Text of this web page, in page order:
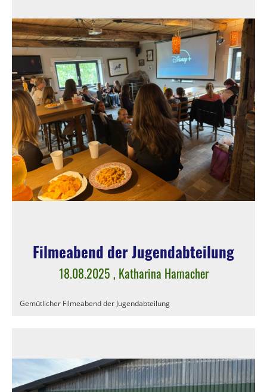
Filmeabend der Jugendabteilung
18.08.2025 , Katharina Hamacher
Gemütlicher Filmeabend der Jugendabteilung